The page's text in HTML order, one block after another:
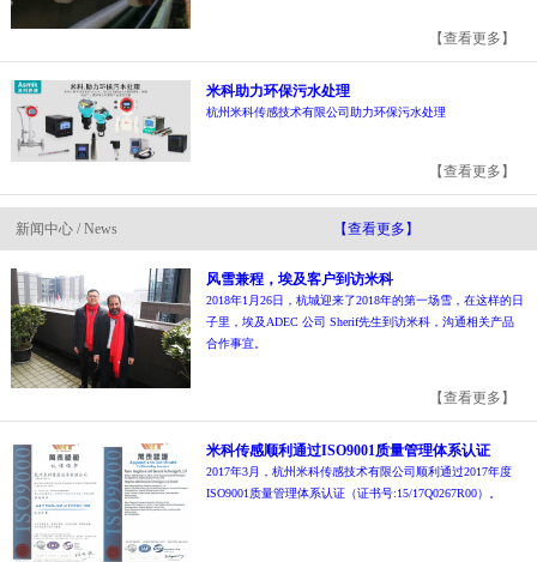
【查看更多】
米科助力环保污水处理
杭州米科传感技术有限公司助力环保污水处理
【查看更多】
新闻中心 / News 【查看更多】
风雪兼程，埃及客户到访米科
2018年1月26日，杭城迎来了2018年的第一场雪，在这样的日
子里，埃及ADEC 公司 Sherif先生到访米科，沟通相关产品
合作事宜。
【查看更多】
米科传感顺利通过ISO9001质量管理体系认证
2017年3月，杭州米科传感技术有限公司顺利通过2017年度
ISO9001质量管理体系认证（证书号:15/17Q0267R00）。